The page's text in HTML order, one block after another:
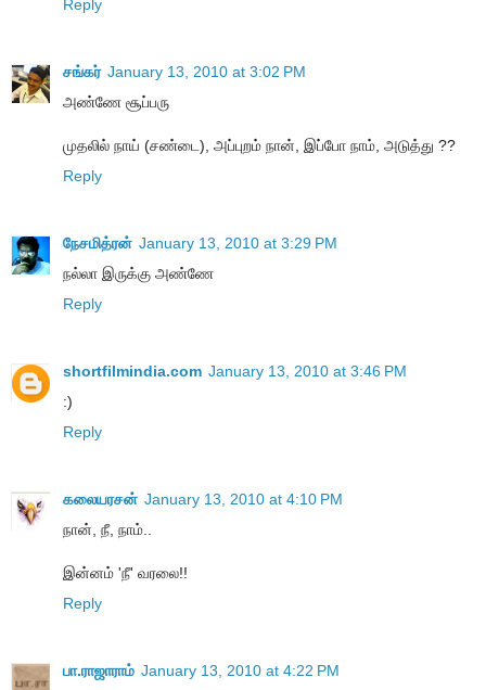
Reply
சங்கர் January 13, 2010 at 3:02 PM
அண்ணே சூப்பரு
முதலில் நாய் (சண்டை), அப்புறம் நான், இப்போ நாம், அடுத்து ??
Reply
நேசமித்ரன் January 13, 2010 at 3:29 PM
நல்லா இருக்கு அண்ணே
Reply
shortfilmindia.com January 13, 2010 at 3:46 PM
:)
Reply
கலையரசன் January 13, 2010 at 4:10 PM
நான், நீ, நாம்..
இன்னம் 'நீ' வரலை!!
Reply
பா.ராஜாராம் January 13, 2010 at 4:22 PM